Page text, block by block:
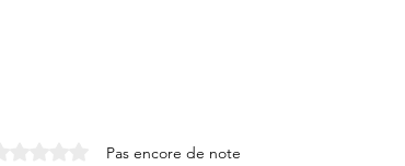
Noté 0 étoile sur 5.Pas encore de note